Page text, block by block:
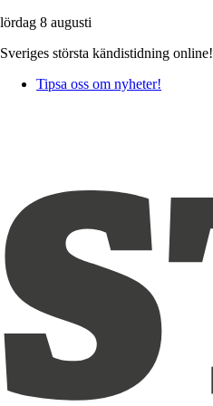
lördag 8 augusti
Sveriges största kändistidning online!
Tipsa oss om nyheter!